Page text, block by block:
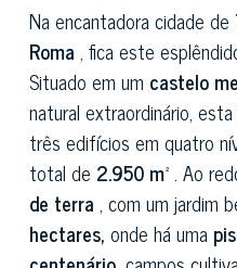
Na encantadora cidade de
Roma , fica este
Situado em um castelo
natural extraordinário,
três edifícios em quatro
total de 2.950 m². Ao
de terra , com um jardim
hectares, onde há uma